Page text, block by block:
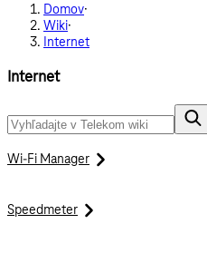
Domov·
Wiki·
Internet
Internet
Wi-Fi Manager
Speedmeter